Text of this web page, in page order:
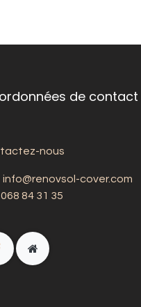
de contact
nous
info@renovsol-cover.com
068 84 31 35